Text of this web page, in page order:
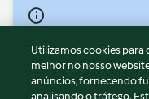
© Copyright 2026
Termos de Utilização
Aviso sobre Proteção de
Aviso
Utilizamos cookies para
melhor no nosso
anúncios, fornecendo
analisando o tráfego.